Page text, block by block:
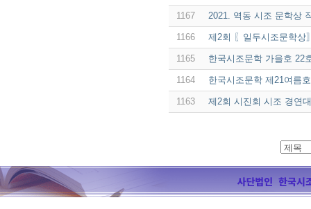
1167 2021. 역동 시조 문학상
1166 제2회 〖일두시조문학상
1165 한국시조문학 가을호 22
1164 한국시조문학 제21여름
1163 제2회 시진회 시조 경연